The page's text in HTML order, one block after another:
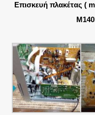
Επισκευή πλακέτας (